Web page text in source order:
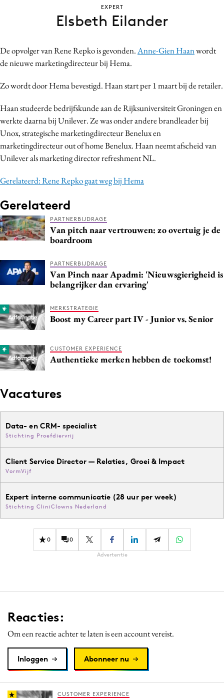
Contentmarketing
Craft
Customer Experience
Design
Digital transformation
Diversiteit
Effectiviteit
Interne communicatie
Martech
Media
PR
Programmatic
Reputatie & crisis
De opvolger van Rene Repko is gevonden.Anne-Gien Haanwordt
de nieuwe marketingdirecteur bij Hema.
Zo wordt door Hema bevestigd. Haan start per 1 maart bij de retailer.
Haan studeerde bedrijfskunde aan de Rijksuniversiteit Groningen en
werkte daarna bij Unilever. Ze was onder andere brandleader bij
Unox, strategische marketingdirecteur Benelux en
marketingdirecteur out of home Benelux. Haan neemt afscheid van
Unilever als marketing director refreshment NL.
Gerelateerd: Rene Repko gaat weg bij Hema
Gerelateerd
PARTNERBIJDRAGE
Van pitch naar vertrouwen: zo overtuig je de
boardroom
PARTNERBIJDRAGE
Van Pinch naar Apadmi: 'Nieuwsgierigheid is
belangrijker dan ervaring'
MERKSTRATEGIE
Boost my Career part IV - Junior vs. Senior
CUSTOMER EXPERIENCE
Authentieke merken hebben de toekomst!
Vacatures
Data- en CRM- specialist
Stichting Proefdiervrij
Client Service Director — Relaties, Groei & Impact
VormVijf
Expert interne communicatie (28 uur per week)
Stichting CliniClowns Nederland
0 0
Advertentie
Reacties:
Om een reactie achter te laten is een account vereist.
Inloggen Abonneer nu
EXPERT
Elsbeth Eilander
CUSTOMER EXPERIENCE